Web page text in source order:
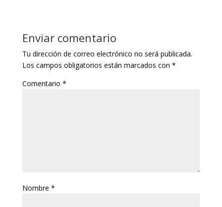
Enviar comentario
Tu dirección de correo electrónico no será publicada.
Los campos obligatorios están marcados con *
Comentario *
Nombre *